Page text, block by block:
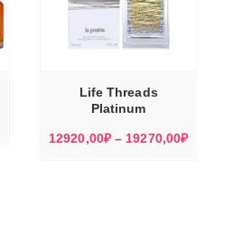
ТОВАР
ИМЕЕТ
МОЖНО
ВЫБРАТЬ
СТРАНИЦЕ
Life Threads
Platinum
12920,00₽ – 19270,00₽Диапазон